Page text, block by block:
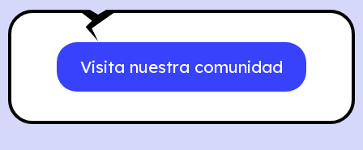
Visita nuestra comunidad